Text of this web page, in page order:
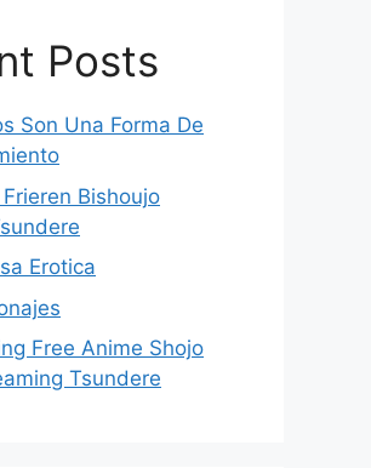
Posts
Son Una Forma De
Bishoujo
Erotica
Free Anime Shojo
Tsundere